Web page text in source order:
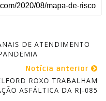
DE ATENDIMENTO
Notícia anterior
ROXO TRABALHAM
ASFÁLTICA DA RJ-085